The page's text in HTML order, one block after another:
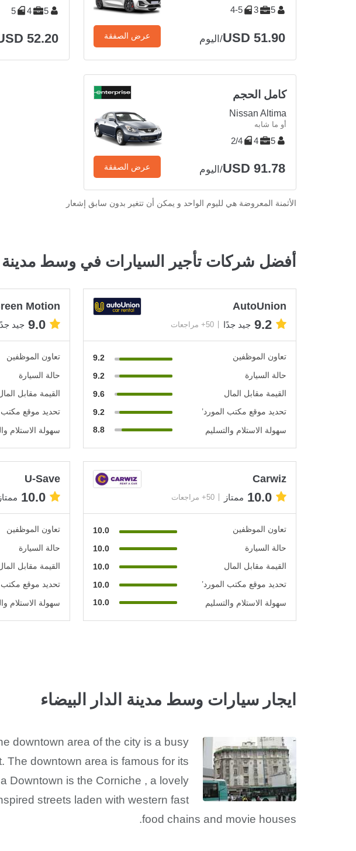
5
3
4-5
USD 51.90/اليوم عرض الصفقة
5
4
5
52.20
كامل الحجم
Nissan Altima
أو ما شابه
5
4
2/4
USD 91.78/اليوم عرض الصفقة
الأثمنة المعروضة هي لليوم الواحد و يمكن أن تتغير بدون سابق إشعار
أفضل شركات تأجير السيارات في وسط مدينة
AutoUnion
9.2 جيد جدًا 50+ مراجعات
تعاون الموظفين
9.2
حالة السيارة
9.2
القيمة مقابل المال
9.6
تحديد موقع مكتب المورد’
9.2
سهولة الاستلام والتسليم
8.8
Motion
9.0 جيد
تعاون الموظفين
حالة السيارة
القيمة مقابل
تحديد موقع مكتب
سهولة الاستلام
Carwiz
10.0 ممتاز 50+ مراجعات
تعاون الموظفين
10.0
حالة السيارة
10.0
القيمة مقابل المال
10.0
تحديد موقع مكتب المورد’
10.0
سهولة الاستلام والتسليم
10.0
U-Save
10.0 ممتاز
تعاون الموظفين
حالة السيارة
القيمة مقابل
تحديد موقع مكتب
سهولة الاستلام
ايجار سيارات وسط مدينة الدار البيضاء
downtown area of the city is a busy
The downtown area is famous for its
Downtown is the Corniche , a lovely
streets laden with western fast
food chains and movie houses.